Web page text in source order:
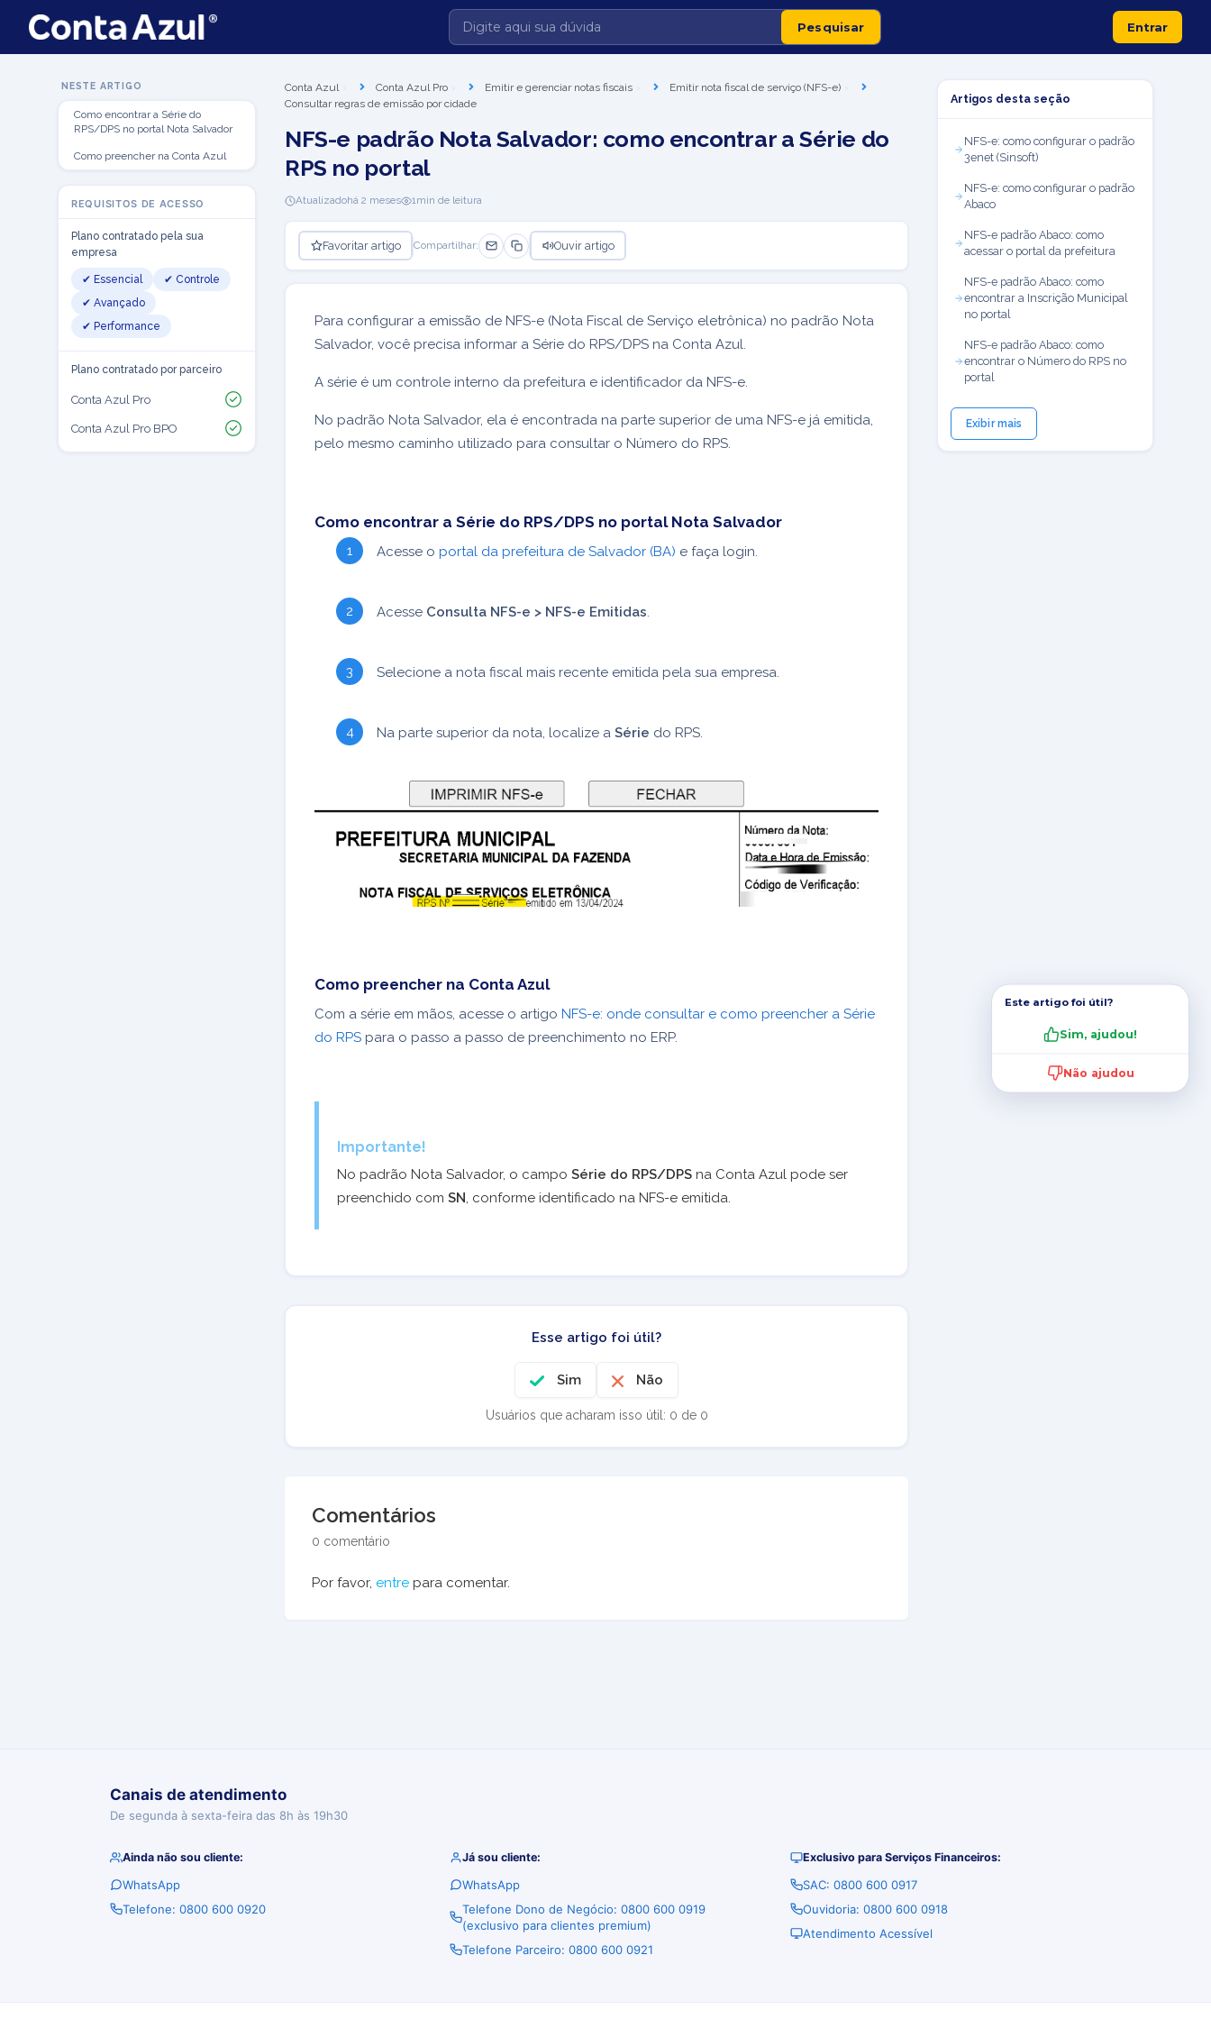
Entrar
NESTE ARTIGO
Como encontrar a Série do
RPS/DPS no portal Nota Salvador
Como preencher na Conta Azul
REQUISITOS DE ACESSO
Plano contratado pela sua
empresa
✔ Essencial
✔ Controle
✔ Avançado
✔ Performance
Plano contratado por parceiro
Conta Azul Pro
Conta Azul Pro BPO
Conta Azul Conta Azul Pro Emitir e gerenciar notas fiscais
Emitir nota fiscal de serviço (NFS-e)
Consultar regras de emissão por cidade
NFS-e padrão Nota Salvador: como encontrar a Série do
RPS no portal
Atualizadohá 2 meses 1min de leitura
Favoritar artigo Compartilhar: Ouvir artigo
Para configurar a emissão de NFS-e (Nota Fiscal de Serviço eletrônica) no padrão Nota
Salvador, você precisa informar a Série do RPS/DPS na Conta Azul.
A série é um controle interno da prefeitura e identificador da NFS-e.
No padrão Nota Salvador, ela é encontrada na parte superior de uma NFS-e já emitida,
pelo mesmo caminho utilizado para consultar o Número do RPS.
Como encontrar a Série do RPS/DPS no portal Nota Salvador
Acesse o portal da prefeitura de Salvador (BA) e faça login.
Acesse Consulta NFS-e > NFS-e Emitidas.
Selecione a nota fiscal mais recente emitida pela sua empresa.
Na parte superior da nota, localize a Série do RPS.
Como preencher na Conta Azul
Com a série em mãos, acesse o artigo NFS-e: onde consultar e como preencher a Série
do RPS para o passo a passo de preenchimento no ERP.
Importante!
No padrão Nota Salvador, o campo Série do RPS/DPS na Conta Azul pode ser
preenchido com SN, conforme identificado na NFS-e emitida.
Esse artigo foi útil?
Sim Não
Usuários que acharam isso útil: 0 de 0
Comentários
0 comentário
Por favor, entre para comentar.
Artigos desta seção
NFS-e: como configurar o padrão
3enet (Sinsoft)
NFS-e: como configurar o padrão
Abaco
NFS-e padrão Abaco: como
acessar o portal da prefeitura
NFS-e padrão Abaco: como
encontrar a Inscrição Municipal
no portal
NFS-e padrão Abaco: como
encontrar o Número do RPS no
portal
Exibir mais
Este artigo foi útil?
Sim, ajudou!
Não ajudou
Canais de atendimento
De segunda à sexta-feira das 8h às 19h30
Ainda não sou cliente:
WhatsApp
Telefone: 0800 600 0920
Já sou cliente:
WhatsApp
Telefone Dono de Negócio: 0800 600 0919
(exclusivo para clientes premium)
Telefone Parceiro: 0800 600 0921
Exclusivo para Serviços Financeiros:
SAC: 0800 600 0917
Ouvidoria: 0800 600 0918
Atendimento Acessível